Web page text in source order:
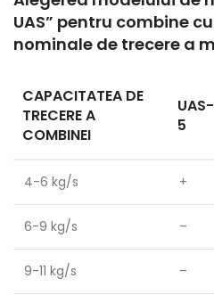
UAS” pentru combine
nominale de trecere a
CAPACITATEA DE
TRECERE A
COMBINEI
UAS-
5
4-6 kg/s +
6-9 kg/s –
9-11 kg/s –